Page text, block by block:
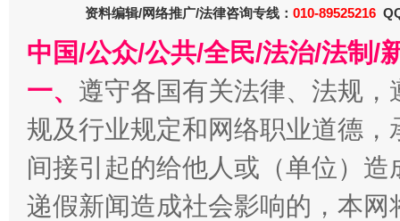
千年窑火 生生不息
资料编辑/网络推广/法律咨询专线： 010-89525216
中国/公众/公共/全民/法治/法制/
一、 遵守各国有关法律、法规
规及行业规定和网络职业道德
间接引起的给他人或（单位）
递假新闻造成社会影响的，本